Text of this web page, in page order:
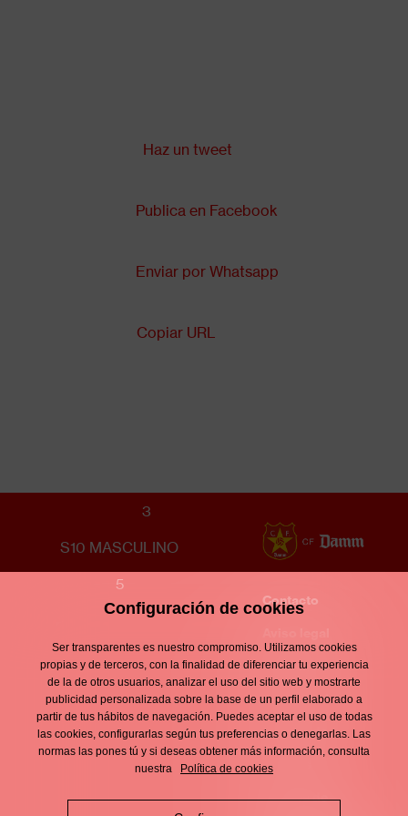
Haz un tweet
Publica en Facebook
Enviar por Whatsapp
Copiar URL
3
S10 MASCULINO
5
Enllaços
d'interès
Contacto
Footer
menu
Política de
privacidad
Política de
cookies
Política de
Configuración de cookies
Ser transparentes es nuestro compromiso. Utilizamos cookies
propias y de terceros, con la finalidad de diferenciar tu experiencia
de la de otros usuarios, analizar el uso del sitio web y mostrarte
publicidad personalizada sobre la base de un perfil elaborado a
partir de tus hábitos de navegación. Puedes aceptar el uso de todas
las cookies, configurarlas según tus preferencias o denegarlas. Las
normas las pones tú y si deseas obtener más información, consulta
nuestra
Política de cookies